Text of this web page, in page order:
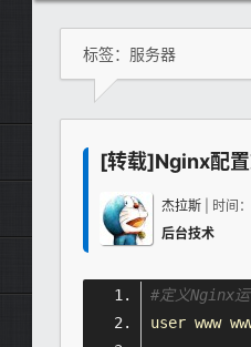
标签：服务器
[转载]Nginx配
杰拉斯 | 时间：
后台技术
#定义Nginx
user www